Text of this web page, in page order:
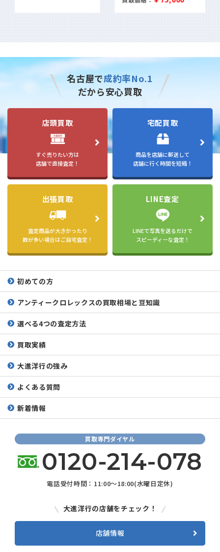
名古屋で成約率No.1
だから安心買取
店頭買取
すぐ売りたい方は
店舗で直接査定！
宅配買取
商品を店舗に郵送して
店舗に行く時間を短縮！
出張買取
査定商品が大きかったり
数が多い場合はご自宅査定！
LINE査定
LINEで写真を送るだけで
スピーディーな査定！
初めての方
アンティークロレックスの買取相場と豆知識
選べる4つの査定方法
買取実績
大進洋行の強み
よくある質問
新着情報
買取専門ダイヤル
0120-214-078
電話受付時間：11:00～18:00(水曜日定休)
大進洋行の店舗をチェック！
店舗情報